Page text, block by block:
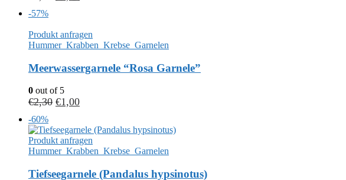
-57%
Produkt anfragen
Hummer_Krabben_Krebse_Garnelen
Meerwassergarnele “Rosa Garnele”
0 out of 5
€2,30 €1,00
-60%
Produkt anfragen
Hummer_Krabben_Krebse_Garnelen
Tiefseegarnele (Pandalus hypsinotus)